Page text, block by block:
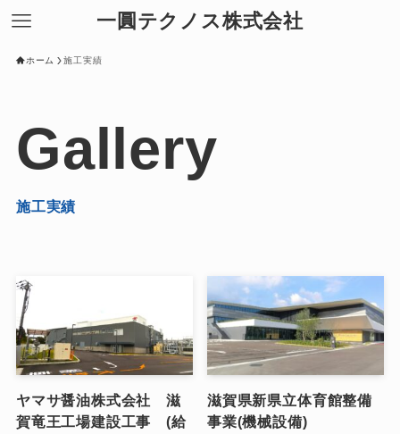
一圓テクノス株式会社
ホーム 施工実績
Gallery
施工実績
ヤマサ醤油株式会社 滋
賀竜王工場建設工事 (給
滋賀県新県立体育館整備
事業(機械設備)